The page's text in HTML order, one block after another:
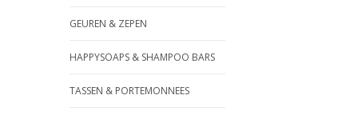
GEUREN & ZEPEN
HAPPYSOAPS & SHAMPOO BARS
TASSEN & PORTEMONNEES